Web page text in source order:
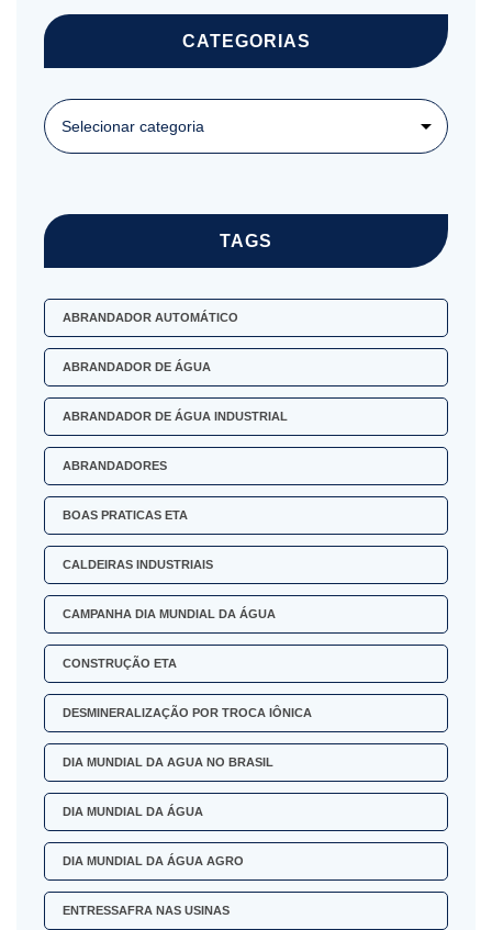
CATEGORIAS
TAGS
ABRANDADOR AUTOMÁTICO
ABRANDADOR DE ÁGUA
ABRANDADOR DE ÁGUA INDUSTRIAL
ABRANDADORES
BOAS PRATICAS ETA
CALDEIRAS INDUSTRIAIS
CAMPANHA DIA MUNDIAL DA ÁGUA
CONSTRUÇÃO ETA
DESMINERALIZAÇÃO POR TROCA IÔNICA
DIA MUNDIAL DA AGUA NO BRASIL
DIA MUNDIAL DA ÁGUA
DIA MUNDIAL DA ÁGUA AGRO
ENTRESSAFRA NAS USINAS